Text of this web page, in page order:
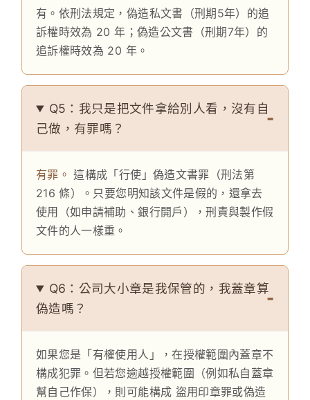
有。依刑法規定，偽造私文書（刑期5年）的追
訴權時效為 20 年；偽造公文書（刑期7年）的
追訴權時效為 20 年。
Q5：我只是把文件拿給別人看，沒有自
己做，有罪嗎？
有罪。 這構成「行使」偽造文書罪（刑法第
216 條）。只要您明知該文件是假的，還拿去
使用（如申請補助、銀行開戶），刑責與製作假
文件的人一樣重。
Q6：公司大小章是我保管的，我蓋章算
偽造嗎？
如果您是「有權使用人」，在授權範圍內蓋章不
構成犯罪。但若您逾越授權範圍（例如私自蓋章
幫自己作保），則可能構成 盜用印章罪或偽造